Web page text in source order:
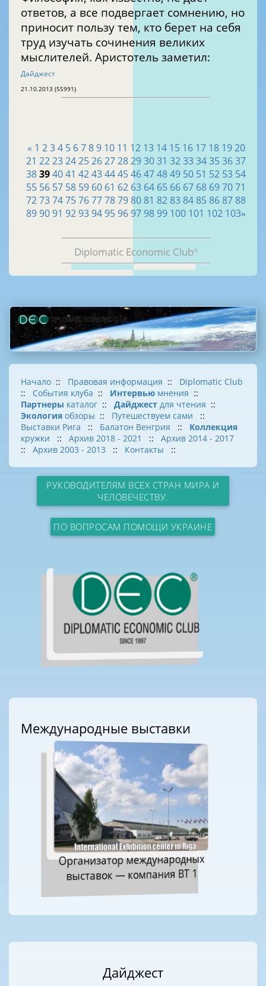
ответов, а все подвергает сомнению, но
приносит пользу тем, кто берет на себя
труд изучать сочинения великих
мыслителей. Аристотель заметил:
Дайджест
21.10.2013 (55991)
« 1 2 3 4 5 6 7 8 9 10 11 12 13 14 15 16 17 18 19 20
21 22232425262728293031 323334353637
38394041 4243444546474849 50 51 52 53 54
55 56 57 58 59 60 61 62 63 64 65 66 67 68 697071
727374757677787980 81 82 83 84 85 86 87 88
899091 929394959697 98 99 100 101 102 103»
Diplomatic Economic Club®
Начало :: Правовая информация :: Diplomatic Club
:: События клуба :: Интервью мнения ::
Партнеры каталог :: Дайджест для чтения ::
Экология обзоры :: Путешествуем сами
::
Выставки Рига
:: Балатон Венгрия :: Коллекция
кружки
:: Архив 2018 - 2021 :: Архив 2014 - 2017
:: Архив 2003 - 2013 :: Контакты ::
РУКОВОДИТЕЛЯМ ВСЕХ СТРАН МИРА И
ЧЕЛОВЕЧЕСТВУ.
ПО ВОПРОСАМ ПОМОЩИ УКРАИНЕ
Международные выставки
Организатор международных
выставок — компания ВТ 1
Дайджест